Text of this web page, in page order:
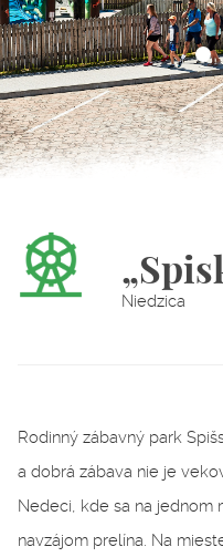
Niedzica
Rodinný zábavný park
a dobrá zábava nie je
Nedeci, kde sa na jednom
navzájom prelína. Na